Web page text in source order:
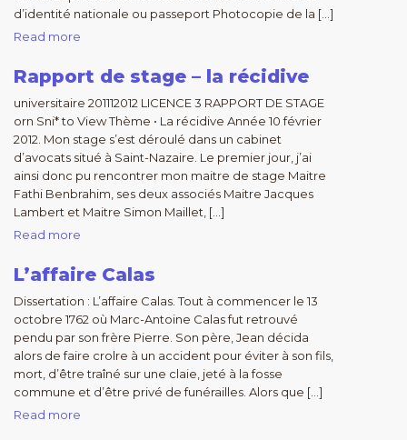
d’identité nationale ou passeport Photocopie de la […]
Read more
Rapport de stage – la récidive
universitaire 201112012 LICENCE 3 RAPPORT DE STAGE
orn Sni* to View Thème • La récidive Année 10 février
2012. Mon stage s’est déroulé dans un cabinet
d’avocats situé à Saint-Nazaire. Le premier jour, j’ai
ainsi donc pu rencontrer mon maitre de stage Maitre
Fathi Benbrahim, ses deux associés Maitre Jacques
Lambert et Maitre Simon Maillet, […]
Read more
L’affaire Calas
Dissertation : L’affaire Calas. Tout à commencer le 13
octobre 1762 où Marc-Antoine Calas fut retrouvé
pendu par son frère Pierre. Son père, Jean décida
alors de faire crolre à un accident pour éviter à son fils,
mort, d’être traîné sur une claie, jeté à la fosse
commune et d’être privé de funérailles. Alors que […]
Read more